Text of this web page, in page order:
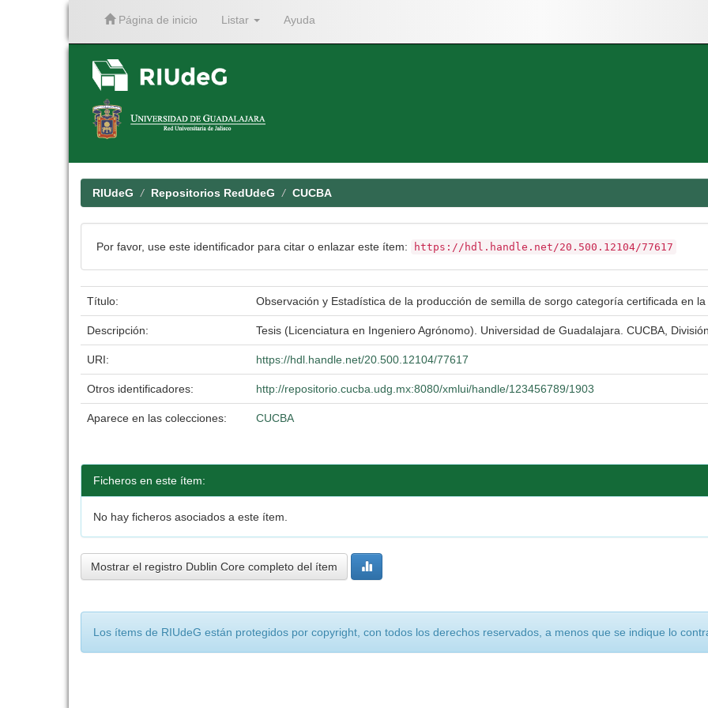
Página de inicio Listar Ayuda
RIUdeG Repositorios RedUdeG CUCBA
Por favor, use este identificador para citar o enlazar este ítem: https://hdl.handle.net/20.500.12104/77617
Título: Observación y Estadística de la producción de semilla de sorgo categoría certificada en
Descripción: Tesis (Licenciatura en Ingeniero Agrónomo). Universidad de Guadalajara. CUCBA,
URI: https://hdl.handle.net/20.500.12104/77617
Otros identificadores: http://repositorio.cucba.udg.mx:8080/xmlui/handle/123456789/1903
Aparece en las colecciones: CUCBA
Ficheros en este ítem:
No hay ficheros asociados a este ítem.
Mostrar el registro Dublin Core completo del ítem
Los ítems de RIUdeG están protegidos por copyright, con todos los derechos reservados, a menos que se indique lo